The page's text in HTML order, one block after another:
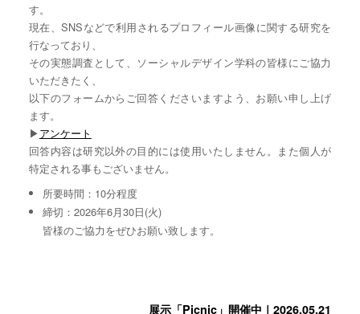
す。
現在、SNSなどで利用されるプロフィール画像に関する研究を
行なっており、
その実態調査として、ソーシャルデザイン学科の皆様にご協力
いただきたく、
以下のフォームからご回答くださいますよう、お願い申し上げ
ます。
▶︎アンケート
回答内容は研究以外の目的には使用いたしません。また個人が
特定される事もございません。
所要時間：10分程度
締切：2026年6月30日(火)
皆様のご協力をぜひお願い致します。
展示「Picnic」開催中｜2026.05.21